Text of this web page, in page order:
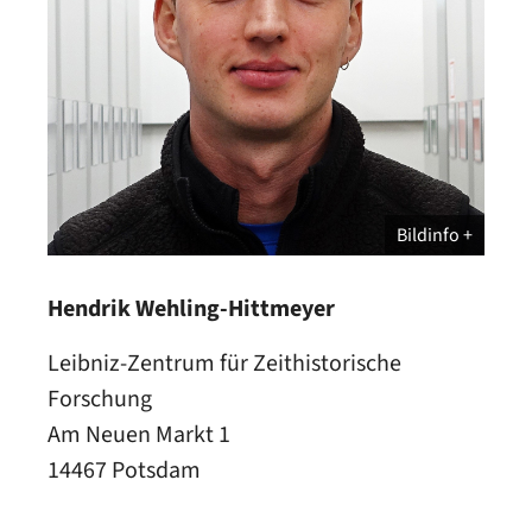
Bildinfo
Hendrik Wehling-Hittmeyer
Leibniz-Zentrum für Zeithistorische
Forschung
Am Neuen Markt 1
14467 Potsdam